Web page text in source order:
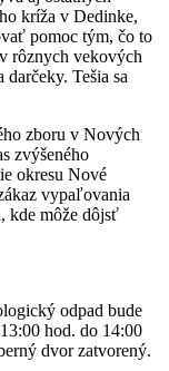
kríža v Dedinke,
pomoc tým, čo to
rôznych vekových
darčeky. Tešia sa
zboru v Nových
zvýšeného
okresu Nové
vypaľovania
kde môže dôjsť
odpad bude
hod. do 14:00
dvor zatvorený.